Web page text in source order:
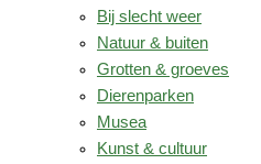
Bij slecht weer
Natuur & buiten
Grotten & groeves
Dierenparken
Musea
Kunst & cultuur